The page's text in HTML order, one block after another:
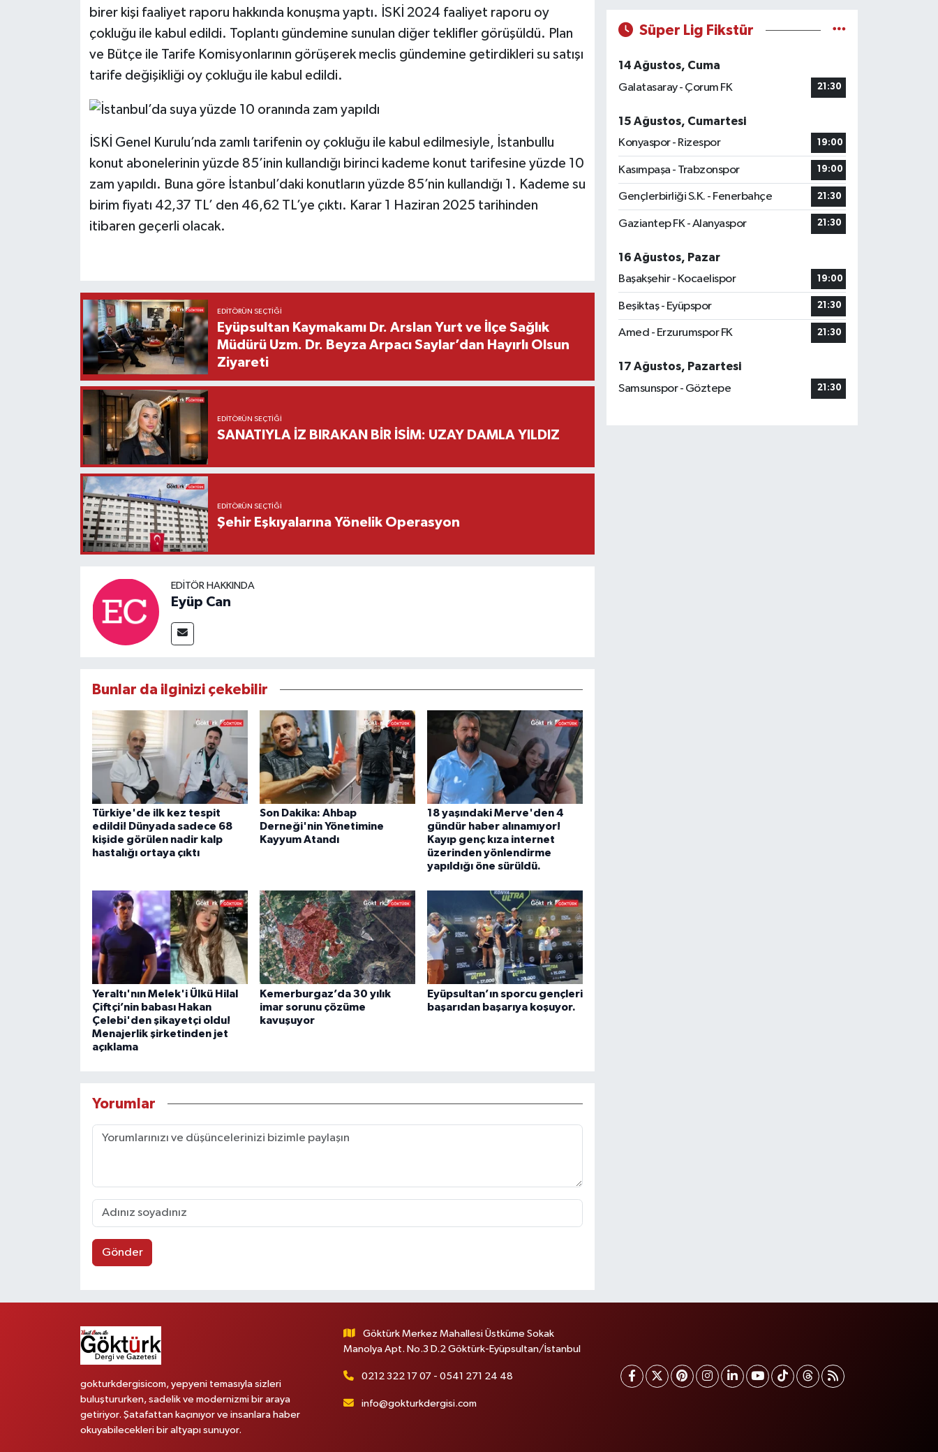
birer kişi faaliyet raporu hakkında konuşma yaptı. İSKİ 2024 faaliyet raporu oy
çokluğu ile kabul edildi. Toplantı gündemine sunulan diğer teklifler görüşüldü. Plan
ve Bütçe ile Tarife Komisyonlarının görüşerek meclis gündemine getirdikleri su satışı
tarife değişikliği oy çokluğu ile kabul edildi.
İSKİ Genel Kurulu’nda zamlı tarifenin oy çokluğu ile kabul edilmesiyle, İstanbullu
konut abonelerinin yüzde 85’inin kullandığı birinci kademe konut tarifesine yüzde 10
zam yapıldı. Buna göre İstanbul’daki konutların yüzde 85’nin kullandığı 1. Kademe su
birim fiyatı 42,37 TL’ den 46,62 TL’ye çıktı. Karar 1 Haziran 2025 tarihinden
itibaren geçerli olacak.
EDITÖRÜN SEÇTIĞI
Eyüpsultan Kaymakamı Dr. Arslan Yurt ve İlçe Sağlık
Müdürü Uzm. Dr. Beyza Arpacı Saylar’dan Hayırlı Olsun
Ziyareti
EDITÖRÜN SEÇTIĞI
SANATIYLA İZ BIRAKAN BİR İSİM: UZAY DAMLA YILDIZ
EDITÖRÜN SEÇTIĞI
Şehir Eşkıyalarına Yönelik Operasyon
EDITÖR HAKKINDA
Eyüp Can
Bunlar da ilginizi çekebilir
Türkiye'de ilk kez tespit
edildi! Dünyada sadece 68
kişide görülen nadir kalp
hastalığı ortaya çıktı
Son Dakika: Ahbap
Derneği'nin Yönetimine
Kayyum Atandı
18 yaşındaki Merve'den 4
gündür haber alınamıyor!
Kayıp genç kıza internet
üzerinden yönlendirme
yapıldığı öne sürüldü.
Yeraltı'nın Melek'i Ülkü Hilal
Çiftçi’nin babası Hakan
Çelebi'den şikayetçi oldu!
Menajerlik şirketinden jet
açıklama
Kemerburgaz’da 30 yılık
imar sorunu çözüme
kavuşuyor
Eyüpsultan’ın sporcu gençleri
başarıdan başarıya koşuyor.
Yorumlar
Gönder
Süper Lig Fikstür
14 Ağustos, Cuma
Galatasaray - Çorum FK
21:30
15 Ağustos, Cumartesi
Konyaspor - Rizespor
19:00
Kasımpaşa - Trabzonspor 19:00
Gençlerbirliği S.K. - Fenerbahçe 21:30
Gaziantep FK - Alanyaspor 21:30
16 Ağustos, Pazar
Başakşehir - Kocaelispor
19:00
Beşiktaş - Eyüpspor 21:30
Amed - Erzurumspor FK 21:30
17 Ağustos, Pazartesi
Samsunspor - Göztepe
21:30
gokturkdergisicom, yepyeni temasıyla sizleri
buluştururken, sadelik ve modernizmi bir araya
getiriyor. Şatafattan kaçınıyor ve insanlara haber
okuyabilecekleri bir altyapı sunuyor.
Göktürk Merkez Mahallesi Üstküme Sokak
Manolya Apt. No.3 D.2 Göktürk-Eyüpsultan/İstanbul
0212 322 17 07 - 0541 271 24 48
info@gokturkdergisi.com